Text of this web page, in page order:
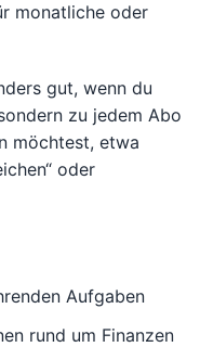
monatliche oder
gut, wenn du
zu jedem Abo
möchtest, etwa
oder
Aufgaben
rund um Finanzen